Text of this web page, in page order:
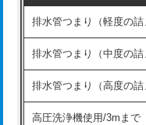
※給水管工事は20mmま
持込商品取付（混合水栓
持込商品取付（浄水器
給水管工事※（ホール加
給水管工事※（バンド止
排水管つまり（軽度の詰
排水管つまり（中度の詰
排水管つまり（高度の詰
高圧洗浄機使用/3mまで